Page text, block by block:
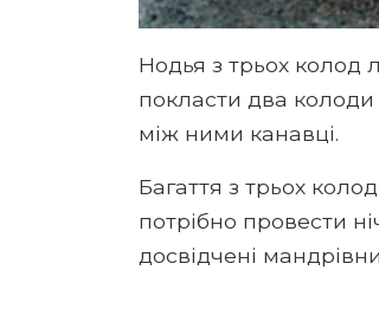
Нодья з трьох колод
покласти два
між ними канавці.
Багаття з трьох
потрібно провести
досвідчені